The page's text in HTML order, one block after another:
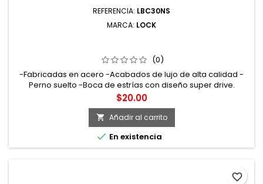
REFERENCIA: LBC30NS
MARCA: LOCK
(0)
-Fabricadas en acero -Acabados de lujo de alta calidad -
Perno suelto -Boca de estrías con diseño super drive.
Cuerpo ovalado para un agarre más cómodo -Incluye
tornillos de instalación
Precio
$20.00
 Añadir al carrito
 En existencia
favorite_border